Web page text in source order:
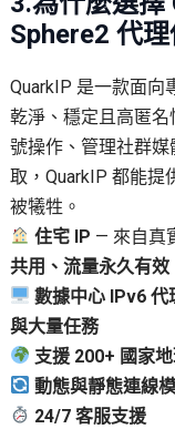
Sphere2 代理
QuarkIP 是一款面向
乾淨、穩定且高匿
號操作、管理社群
取，QuarkIP 都能提
被犧牲。
住宅 IP — 來自真
共用、流量永久有效
數據中心 IPv6 代
與大量任務
支援 200+ 國家
動態與靜態連線
24/7 客服支援